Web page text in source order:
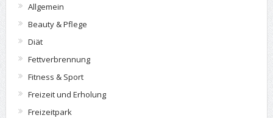
Allgemein
Beauty & Pflege
Diät
Fettverbrennung
Fitness & Sport
Freizeit und Erholung
Freizeitpark